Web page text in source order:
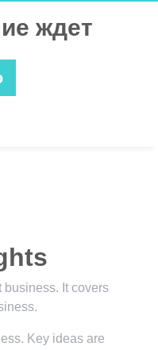
ждет
business. It covers
Key ideas are